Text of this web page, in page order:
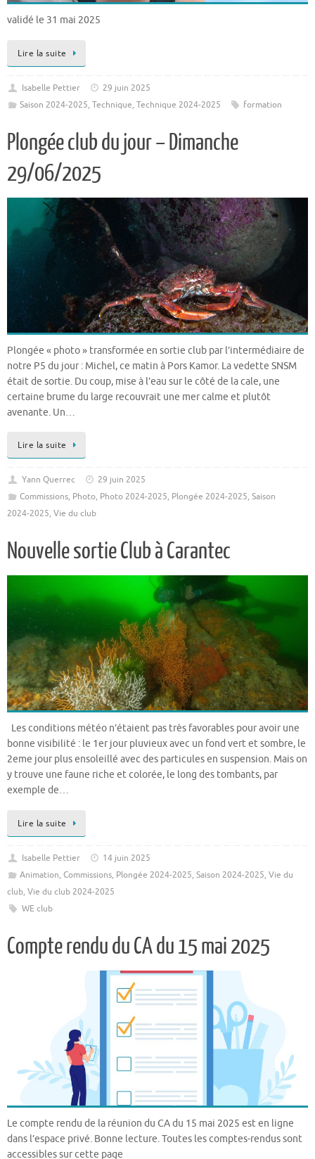
validé le 31 mai 2025
Lire la suite
Isabelle Pettier
29 juin 2025
Saison 2024-2025, Technique, Technique 2024-2025 formation
Plongée club du jour – Dimanche
29/06/2025
Plongée « photo » transformée en sortie club par l’intermédiaire de
notre P5 du jour : Michel, ce matin à Pors Kamor. La vedette SNSM
était de sortie. Du coup, mise à l’eau sur le côté de la cale, une
certaine brume du large recouvrait une mer calme et plutôt
avenante. Un…
Lire la suite
Yann Querrec
29 juin 2025
Commissions, Photo, Photo 2024-2025, Plongée 2024-2025, Saison
2024-2025, Vie du club
Nouvelle sortie Club à Carantec
Les conditions météo n’étaient pas très favorables pour avoir une
bonne visibilité : le 1er jour pluvieux avec un fond vert et sombre, le
2eme jour plus ensoleillé avec des particules en suspension. Mais on
y trouve une faune riche et colorée, le long des tombants, par
exemple de…
Lire la suite
Isabelle Pettier
14 juin 2025
Animation, Commissions, Plongée 2024-2025, Saison 2024-2025, Vie du
club, Vie du club 2024-2025
WE club
Compte rendu du CA du 15 mai 2025
Le compte rendu de la réunion du CA du 15 mai 2025 est en ligne
dans l’espace privé. Bonne lecture. Toutes les comptes-rendus sont
accessibles sur cette page